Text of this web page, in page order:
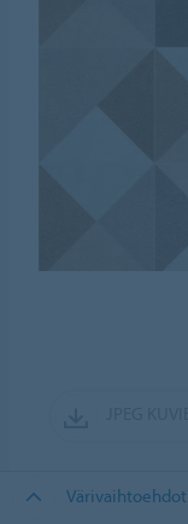
Värivaihtoehdot